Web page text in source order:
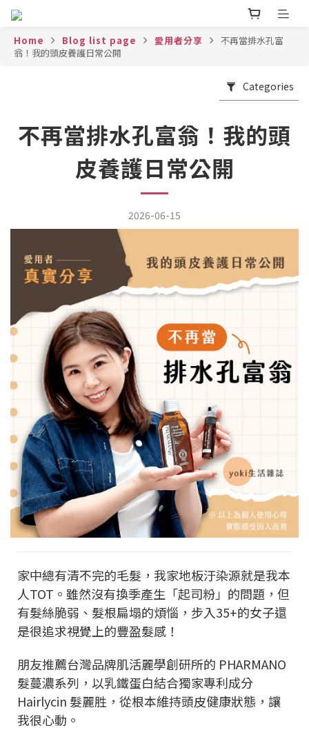
Home Blog list page 愛用者分享
不再當排水孔富
翁！我的頭皮養護日常公開
Categories
不再當排水孔富翁！我的頭
皮養護日常公開
2026-06-15
家中總有清不完的毛髮，我家地板汙染源就是我本
人TOT。雖然沒有換季產生「起司粉」的問題，但
有髮絲脆弱、髮根扁塌的煩惱，步入35+的女子還
是很追求視覺上的豐盈髮感！
朋友推薦台灣品牌肌活麗學創研所的 PHARMANO
髮蔓濃系列，以乳鐵蛋白結合獨家專利成分
Hairlycin 髮麗胜，從根本維持頭皮健康狀態，讓
我很心動。